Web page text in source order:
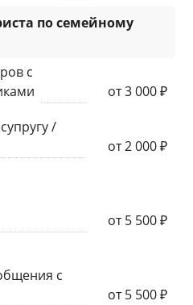
по семейному
с
от 3 000 ₽
/
от 2 000 ₽
от 5 500 ₽
с
от 5 500 ₽